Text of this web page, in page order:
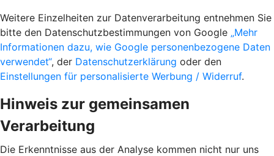
Weitere Einzelheiten zur Datenverarbeitung entnehmen Sie
bitte den Datenschutzbestimmungen von Google „Mehr
Informationen dazu, wie Google personenbezogene Daten
verwendet“, der Datenschutzerklärung oder den
Einstellungen für personalisierte Werbung / Widerruf.
Hinweis zur gemeinsamen
Verarbeitung
Die Erkenntnisse aus der Analyse kommen nicht nur uns